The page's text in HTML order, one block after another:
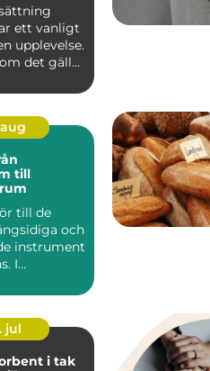
ett vanligt
upplevelse.
det gäller
till
till de
och
instrument
I
jul
i tak